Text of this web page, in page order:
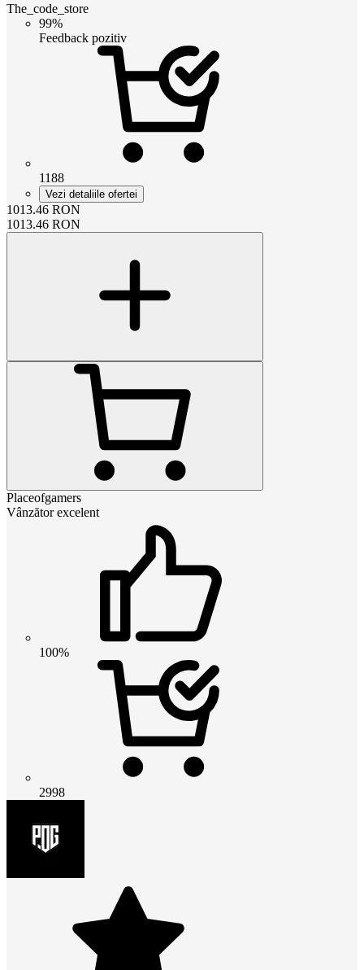
The_code_store
99%
Feedback pozitiv
1188
Vezi detaliile ofertei
1013.46 RON
1013.46 RON
Placeofgamers
Vânzător excelent
100%
2998